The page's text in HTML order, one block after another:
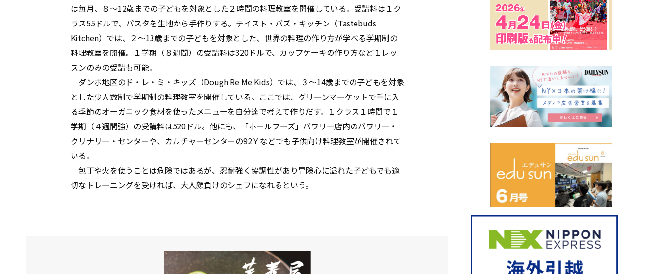
は毎月、８〜12歳までの子どもを対象とした２時間の料理教室を開催している。受講料は１ク
ラス55ドルで、パスタを生地から手作りする。テイスト・バズ・キッチン（Tastebuds
Kitchen）では、２〜13歳までの子どもを対象とした、世界の料理の作り方が学べる学期制の
料理教室を開催。１学期（８週間）の受講料は320ドルで、カップケーキの作り方など１レッ
スンのみの受講も可能。
ダンボ地区のド・レ・ミ・キッズ（Dough Re Me Kids）では、３〜14歳までの子どもを対象
とした少人数制で学期制の料理教室を開催している。ここでは、グリーンマーケットで手に入
る季節のオーガニック食材を使ったメニューを自分達で考えて作りだす。１クラス１時間で１
学期（４週間強）の受講料は520ドル。他にも、「ホールフーズ」バワリ―店内のバワリ―・
クリナリ―・センターや、カルチャーセンターの92Ｙなどでも子供向け料理教室が開催されて
いる。
包丁や火を使うことは危険ではあるが、忍耐強く協調性があり冒険心に溢れた子どもでも適
切なトレーニングを受ければ、大人顔負けのシェフになれるという。